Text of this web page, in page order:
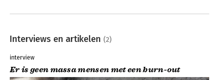
Interviews en artikelen (2)
interview
Er is geen massa mensen met een burn-out